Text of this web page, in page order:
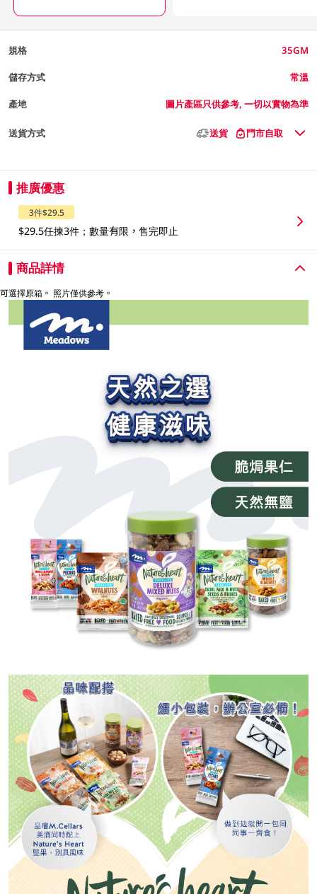
規格 35GM
儲存方式 常溫
產地 圖片產區只供參考, 一切以實物為準
送貨方式 送貨 門市自取
推廣優惠
3件$29.5
$29.5任揀3件；數量有限，售完即止
商品詳情
可選擇原箱。 照片僅供參考。